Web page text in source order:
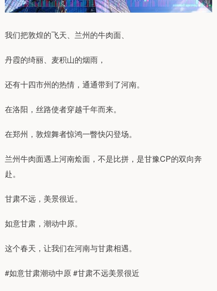
我们把敦煌的飞天、兰州的牛肉面、
丹霞的绮丽、麦积山的烟雨，
还有十四市州的热情，通通带到了河南。
在洛阳，丝路使者穿越千年而来。
在郑州，敦煌舞者惊鸿一瞥快闪登场。
兰州牛肉面遇上河南烩面，不是比拼，是甘豫CP的双向奔
赴。
甘肃不远，美景很近。
如意甘肃，潮动中原。
这个春天，让我们在河南与甘肃相遇。
#如意甘肃潮动中原 #甘肃不远美景很近